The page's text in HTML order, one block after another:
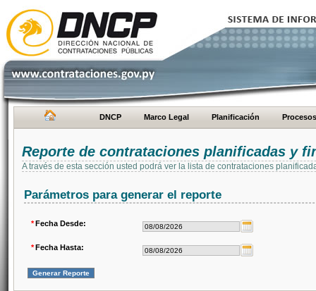
DNCP Marco Legal Planificación Procesos
Reporte de contrataciones planificadas y
A través de esta sección usted podrá ver la lista de contrataciones
Parámetros para generar el reporte
*Fecha Desde:
*Fecha Hasta: